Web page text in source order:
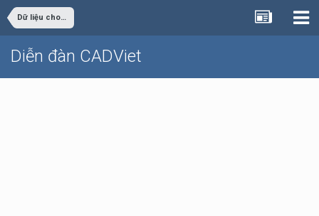
Dữ liệu cho sinh viên đồ án
Diễn đàn CADViet